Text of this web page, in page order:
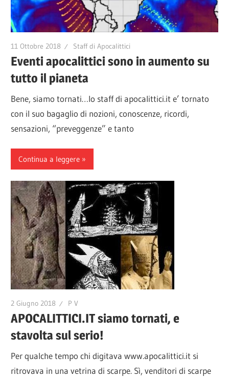
11 Ottobre 2018 Staff di Apocalittici
Eventi apocalittici sono in aumento su
tutto il pianeta
Bene, siamo tornati…lo staff di apocalittici.it e’ tornato
con il suo bagaglio di nozioni, conoscenze, ricordi,
sensazioni, “preveggenze” e tanto
Continua a leggere
2 Giugno 2018 P V
APOCALITTICI.IT siamo tornati, e
stavolta sul serio!
Per qualche tempo chi digitava www.apocalittici.it si
ritrovava in una vetrina di scarpe. Sì, venditori di scarpe